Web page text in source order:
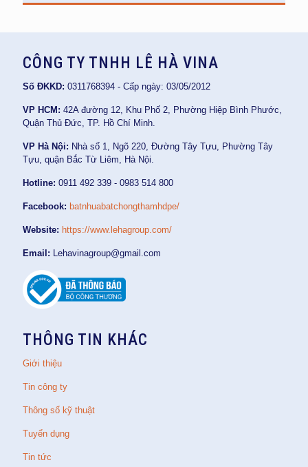
CÔNG TY TNHH LÊ HÀ VINA
Số ĐKKD: 0311768394 - Cấp ngày: 03/05/2012
VP HCM: 42A đường 12, Khu Phố 2, Phường Hiệp Bình Phước,
Quận Thủ Đức, TP. Hồ Chí Minh.
VP Hà Nội: Nhà số 1, Ngõ 220, Đường Tây Tựu, Phường Tây
Tựu, quận Bắc Từ Liêm, Hà Nội.
Hotline: 0911 492 339 - 0983 514 800
Facebook: batnhuabatchongthamhdpe/
Website: https://www.lehagroup.com/
Email: Lehavinagroup@gmail.com
THÔNG TIN KHÁC
Giới thiệu
Tin công ty
Thông số kỹ thuật
Tuyển dụng
Tin tức